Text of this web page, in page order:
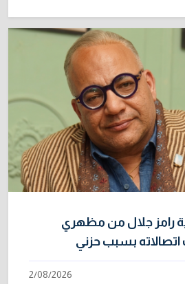
رامز جلال من مظهري
بسبب حزني
2/08/2026